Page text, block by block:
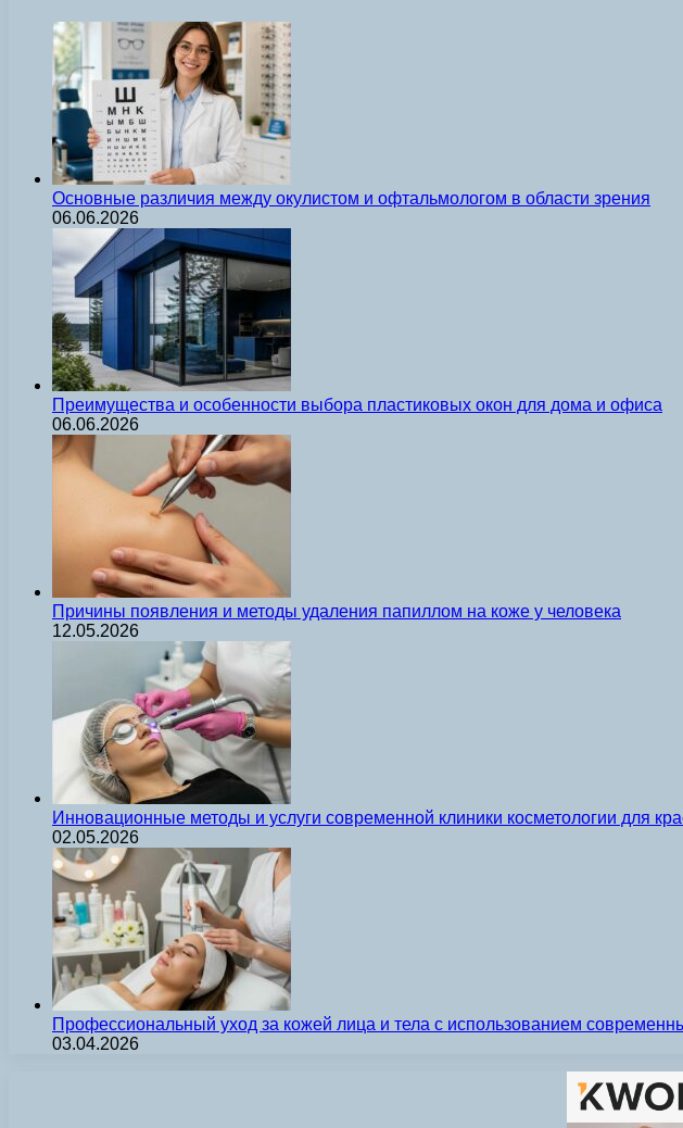
Основные различия между окулистом и офтальмологом в области зрения
06.06.2026
Преимущества и особенности выбора пластиковых окон для дома и офиса
06.06.2026
Причины появления и методы удаления папиллом на коже у человека
12.05.2026
Инновационные методы и услуги современной клиники косметологии для
02.05.2026
Профессиональный уход за кожей лица и тела с использованием
03.04.2026